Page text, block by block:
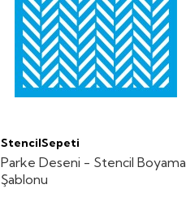
StencilSepeti
Parke Deseni - Stencil Boyama
Şablonu